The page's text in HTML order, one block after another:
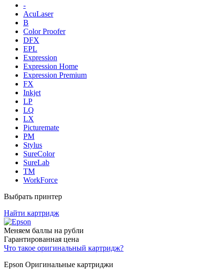
-
AcuLaser
B
Color Proofer
DFX
EPL
Expression
Expression Home
Expression Premium
FX
Inkjet
LP
LQ
LX
Picturemate
PM
Stylus
SureColor
SureLab
TM
WorkForce
Выбрать принтер
Найти картридж
Меняем баллы на рубли
Гарантированная цена
Что такое оригинальный картридж?
Epson Оригинальные картриджи